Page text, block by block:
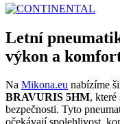
Letní
výkon a
Na Mikona.eu nabízíme
BRAVURIS 5HM,
bezpečnosti. Tyto